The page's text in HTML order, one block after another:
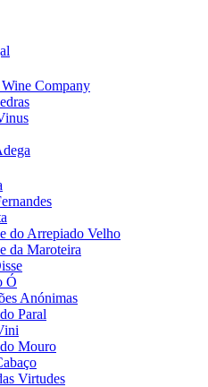
Company
do Arrepiado Velho
da Maroteira
Ó
Anónimas
Paral
Mouro
Virtudes